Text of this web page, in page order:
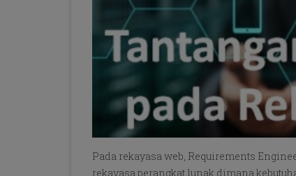
Pada rekayasa web, Requirements
rekayasa perangkat lunak dimana